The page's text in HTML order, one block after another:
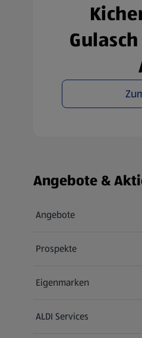
Fußzeilenmenü - weitere
Angebote &
Angebote
Prospekte
Eigenmarken
ALDI Services